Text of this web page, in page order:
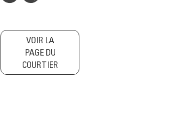
VOIR LA
PAGE DU
COURTIER